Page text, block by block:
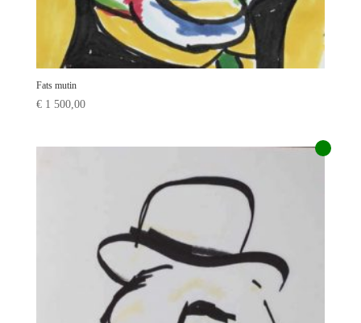
Fats mutin
€1 500,00